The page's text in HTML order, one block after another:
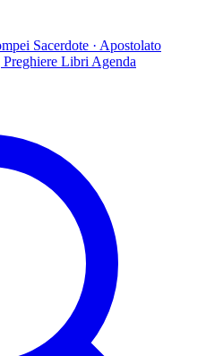
Sacerdote · Apostolato
Preghiere Libri Agenda